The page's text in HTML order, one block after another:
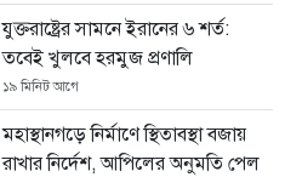
যুক্তরাষ্ট্রের সামনে ইরানের ৬ শর্ত:
তবেই খুলবে হরমুজ প্রণালি
১৯ মিনিট আগে
মহাস্থানগড়ে নির্মাণে স্থিতাবস্থা বজায়
রাখার নির্দেশ, আপিলের অনুমতি পেল